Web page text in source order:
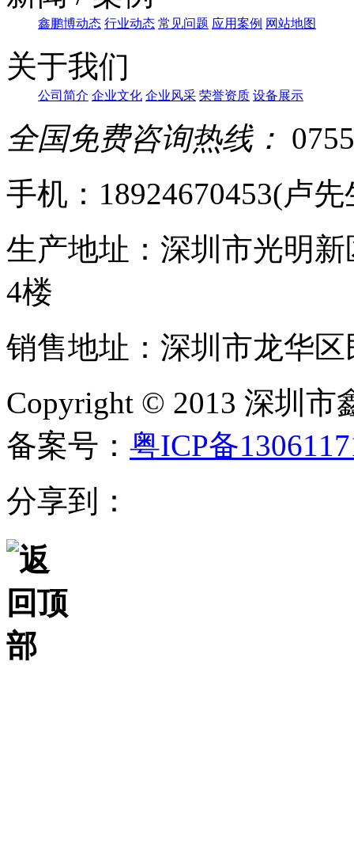
鑫鹏博动态 行业动态 常见问题 应用案例 网站地图
关于我们
公司简介 企业文化 企业风采 荣誉资质 设备展示
全国免费咨询热线：
手机：18924670453(卢
生产地址：深圳市光明
4楼
销售地址：深圳市龙华
Copyright © 2013 深
备案号： 粤ICP备
分享到：